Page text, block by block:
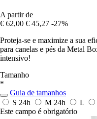
A partir de
€ 62,00 € 45,27 -27%
Proteja-se e maximize a sua
para canelas e pés da Metal
intensivo!
Tamanho
*
Guia de tamanhos
S 24h M 24h L
Este campo é obrigatório